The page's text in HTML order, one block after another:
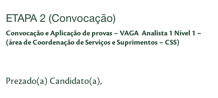
ETAPA 2 (Convocação)
Convocação e Aplicação de provas – VAGA Analista 1 Nível 1 –
(área de Coordenação de Serviços e Suprimentos – CSS)
Prezado(a) Candidato(a),